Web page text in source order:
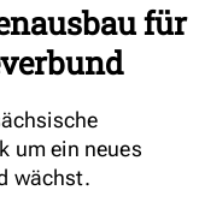
für
um ein neues
wächst.